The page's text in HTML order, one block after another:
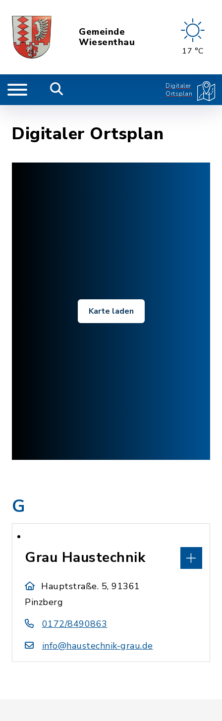
Gemeinde
Wiesenthau
17 °C
Digitaler
Ortsplan
Digitaler Ortsplan
Karte laden
G
Grau Haustechnik
Hauptstraße. 5, 91361
Pinzberg
0172/8490863
info@haustechnik-grau.de